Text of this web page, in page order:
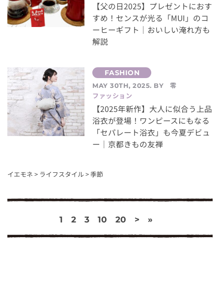
【父の日2025】プレゼントにおす
すめ！センスが光る「MUI」のコ
ーヒーギフト｜おいしい淹れ方も
解説
MAY 30TH, 2025. BY
零
ファッション
【2025年新作】大人に似合う上品
浴衣が登場！ワンピースにもなる
「セパレート浴衣」も今夏デビュ
ー｜京都きもの友禅
イエモネ > ライフスタイル>季節
1 2 3 10 20 > »